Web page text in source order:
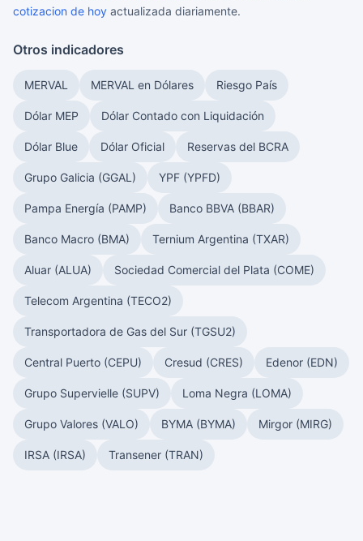
cotizacion de hoy actualizada diariamente.
Otros indicadores
MERVAL MERVAL en Dólares Riesgo País
Dólar MEP Dólar Contado con Liquidación
Dólar Blue Dólar Oficial Reservas del BCRA
Grupo Galicia (GGAL) YPF (YPFD)
Pampa Energía (PAMP) Banco BBVA (BBAR)
Banco Macro (BMA) Ternium Argentina (TXAR)
Aluar (ALUA) Sociedad Comercial del Plata (COME)
Telecom Argentina (TECO2)
Transportadora de Gas del Sur (TGSU2)
Central Puerto (CEPU) Cresud (CRES) Edenor (EDN)
Grupo Supervielle (SUPV) Loma Negra (LOMA)
Grupo Valores (VALO) BYMA (BYMA) Mirgor (MIRG)
IRSA (IRSA) Transener (TRAN)